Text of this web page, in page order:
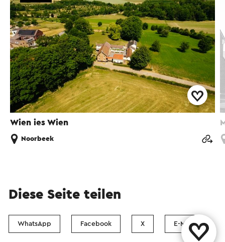
Wien ies Wien
Noorbeek
Diese Seite teilen
WhatsApp Facebook X E-Mail